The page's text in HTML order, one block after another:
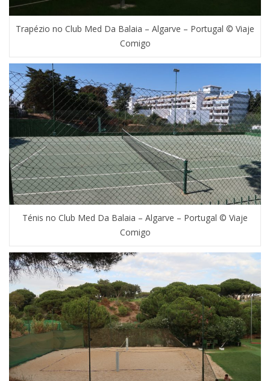
Trapézio no Club Med Da Balaia – Algarve – Portugal © Viaje
Comigo
Ténis no Club Med Da Balaia – Algarve – Portugal © Viaje
Comigo